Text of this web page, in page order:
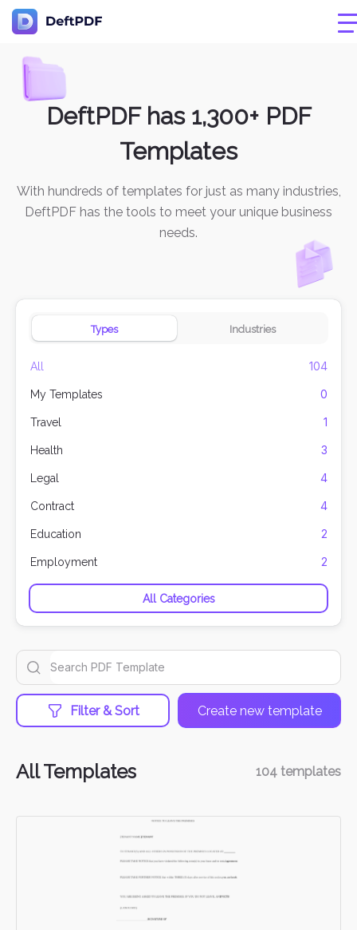
DeftPDF has 1,300+ PDF
Templates
With hundreds of templates for just as many industries,
DeftPDF has the tools to meet your unique business
needs.
Types Industries
All 104
My Templates 0
Travel 1
Health 3
Legal 4
Contract 4
Education 2
Employment 2
All Categories
Filter & Sort Create new template
All Templates 104 templates